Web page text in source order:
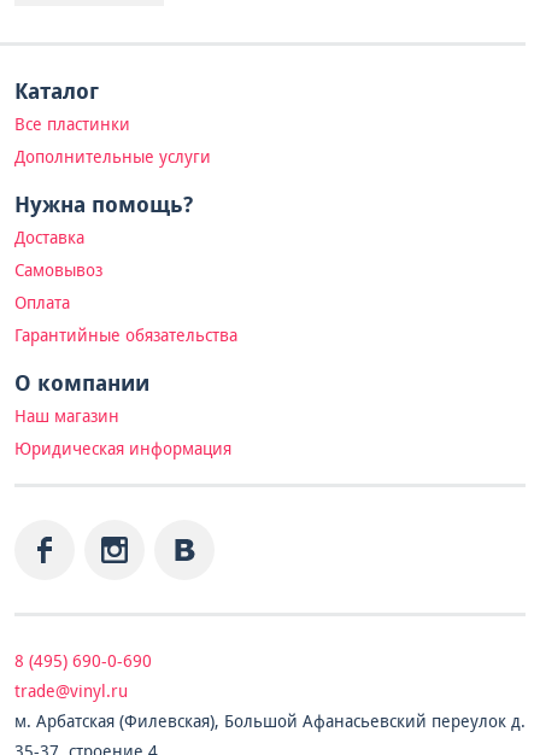
Каталог
Все пластинки
Дополнительные услуги
Нужна помощь?
Доставка
Самовывоз
Оплата
Гарантийные обязательства
О компании
Наш магазин
Юридическая информация
8 (495) 690-0-690
trade@vinyl.ru
м. Арбатская (Филевская), Большой Афанасьевский переулок д.